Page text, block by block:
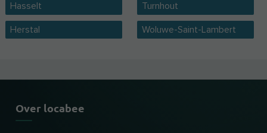
Hasselt
Herstal
Turnhout
Woluwe-Saint-Lambert
Over locabee